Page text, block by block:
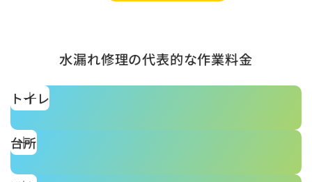
水漏れ修理の代表的な作業料金
トイレ
台所